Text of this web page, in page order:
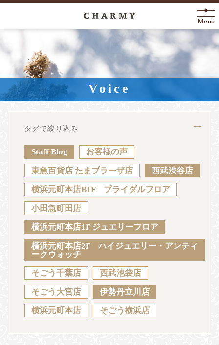
New Arrival
About
Engagement Ring
Anniversary
News Blog
Sustainability Voice Catalog
JA EN CH KO
Menu
Voice
タグで絞り込み
Staff Blog お客様の声
東急百貨店 たまプラーザ店 西武渋谷店
横浜元町本店B1F ブライダルフロア
小田急町田店
横浜元町本店1F ジュエリーフロア
横浜元町本店2F ハイジュエリー・アンティ
ークウォッチ
そごう千葉店 西武池袋店
そごう大宮店 伊勢丹立川店
横浜元町本店 そごう横浜店